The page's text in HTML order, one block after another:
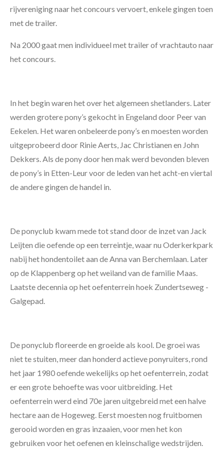
rijvereniging naar het concours vervoert, enkele gingen toen
met de trailer.
Na 2000 gaat men individueel met trailer of vrachtauto naar
het concours.
In het begin waren het over het algemeen shetlanders. Later
werden grotere pony’s gekocht in Engeland door Peer van
Eekelen. Het waren onbeleerde pony’s en moesten worden
uitgeprobeerd door Rinie Aerts, Jac Christianen en John
Dekkers. Als de pony door hen mak werd bevonden bleven
de pony’s in Etten-Leur voor de leden van het acht-en viertal
de andere gingen de handel in.
De ponyclub kwam mede tot stand door de inzet van Jack
Leijten die oefende op een terreintje, waar nu Oderkerkpark
nabij het hondentoilet aan de Anna van Berchemlaan. Later
op de Klappenberg op het weiland van de familie Maas.
Laatste decennia op het oefenterrein hoek Zundertseweg -
Galgepad.
De ponyclub floreerde en groeide als kool. De groei was
niet te stuiten, meer dan honderd actieve ponyruiters, rond
het jaar 1980 oefende wekelijks op het oefenterrein, zodat
er een grote behoefte was voor uitbreiding. Het
oefenterrein werd eind 70e jaren uitgebreid met een halve
hectare aan de Hogeweg. Eerst moesten nog fruitbomen
gerooid worden en gras inzaaien, voor men het kon
gebruiken voor het oefenen en kleinschalige wedstrijden.